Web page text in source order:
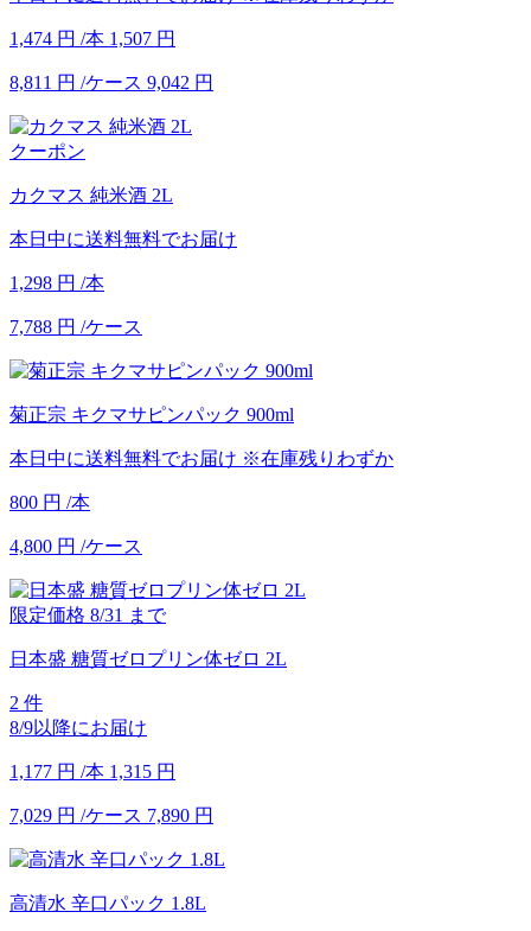
1,474 円 /本 1,507 円
8,811 円 /ケース 9,042 円
クーポン
カクマス 純米酒 2L
本日中に送料無料でお届け
1,298 円 /本
7,788 円 /ケース
菊正宗 キクマサピンパック 900ml
本日中に送料無料でお届け ※在庫残りわずか
800 円 /本
4,800 円 /ケース
限定価格 8/31 まで
日本盛 糖質ゼロプリン体ゼロ 2L
2 件
8/9以降にお届け
1,177 円 /本 1,315 円
7,029 円 /ケース 7,890 円
高清水 辛口パック 1.8L